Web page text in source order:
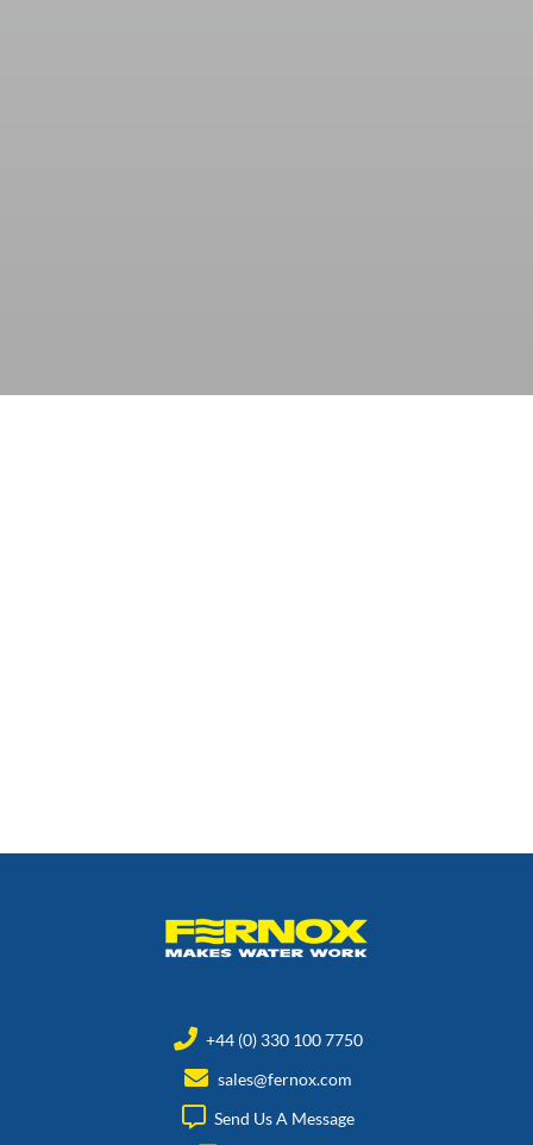
+44 (0) 330 100 7750
sales@fernox.com
Send Us A Message